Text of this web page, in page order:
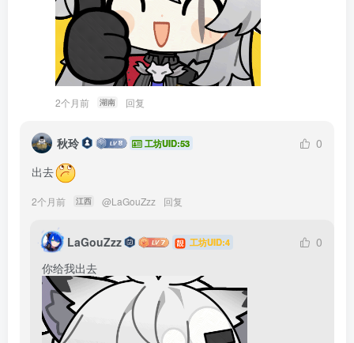
2个月前 湖南 回复
秋玲 工坊UID:53
0
出去
2个月前 江西 @LaGouZzz 回复
LaGouZzz 工坊UID:4
0
你给我出去